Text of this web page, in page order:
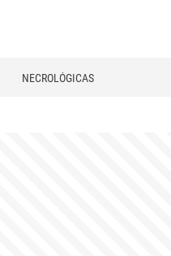
NECROLÓGICAS